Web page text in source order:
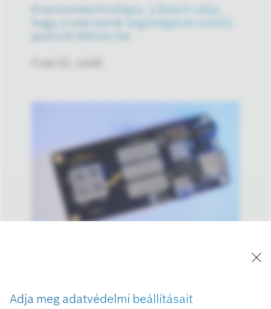
Adja meg adatvédelmi beállításait
Kvantumtechnológia: a Bosch célja,
hogy a szenzorok segítségével vezető
pozíciót töltsön be